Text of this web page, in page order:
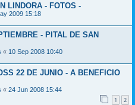
LINDORA - FOTOS -
2009 15:18
- PITAL DE SAN
« 10 Sep 2008 10:40
22 DE JUNIO - A BENEFICIO
« 24 Jun 2008 15:44
1 2